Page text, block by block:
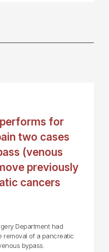
for
two cases
(venous
previously
cancers
Department had
removal of a pancreatic
bypass.